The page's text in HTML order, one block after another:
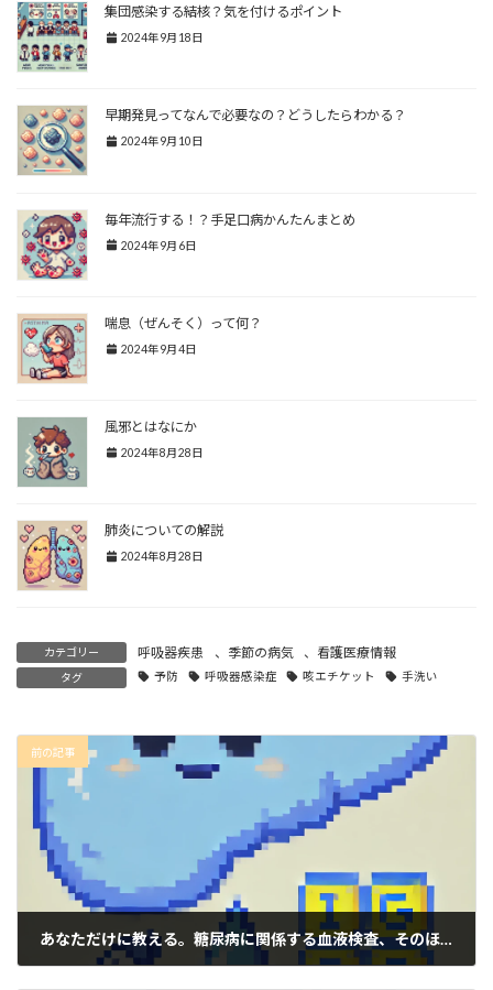
集団感染する結核？気を付けるポイント
2024年9月18日
早期発見ってなんで必要なの？どうしたらわかる？
2024年9月10日
毎年流行する！？手足口病かんたんまとめ
2024年9月6日
喘息（ぜんそく）って何？
2024年9月4日
風邪とはなにか
2024年8月28日
肺炎についての解説
2024年8月28日
カテゴリー 呼吸器疾患 、 季節の病気 、 看護医療情報
タグ 予防 呼吸器感染症 咳エチケット 手洗い
前の記事
あなただけに教える。糖尿病に関係する血液検査、そのほかの検査。簡単まとめ